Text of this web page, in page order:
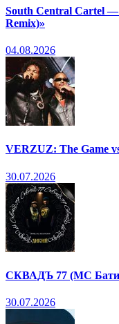
South Central Cartel —
Remix)»
04.08.2026
VERZUZ: The Game
30.07.2026
СКВАДЪ 77 (МС
30.07.2026